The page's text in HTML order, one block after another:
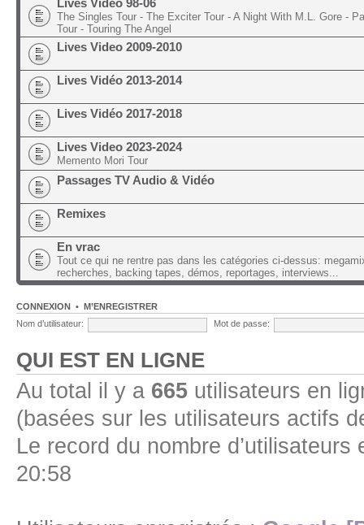
The Singles Tour - The Exciter Tour - A Night With M.L. Gore -
Tour - Touring The Angel
Lives Video 2009-2010
Lives Vidéo 2013-2014
Lives Vidéo 2017-2018
Lives Video 2023-2024
Memento Mori Tour
Passages TV Audio & Vidéo
Remixes
En vrac
Tout ce qui ne rentre pas dans les catégories ci-dessus:
recherches, backing tapes, démos, reportages, interviews...
CONNEXION • M’ENREGISTRER
Nom d’utilisateur:
Mot de passe:
QUI EST EN LIGNE
Au total il y a 665 utilisateurs en
(basées sur les utilisateurs actifs
Le record du nombre
20:58